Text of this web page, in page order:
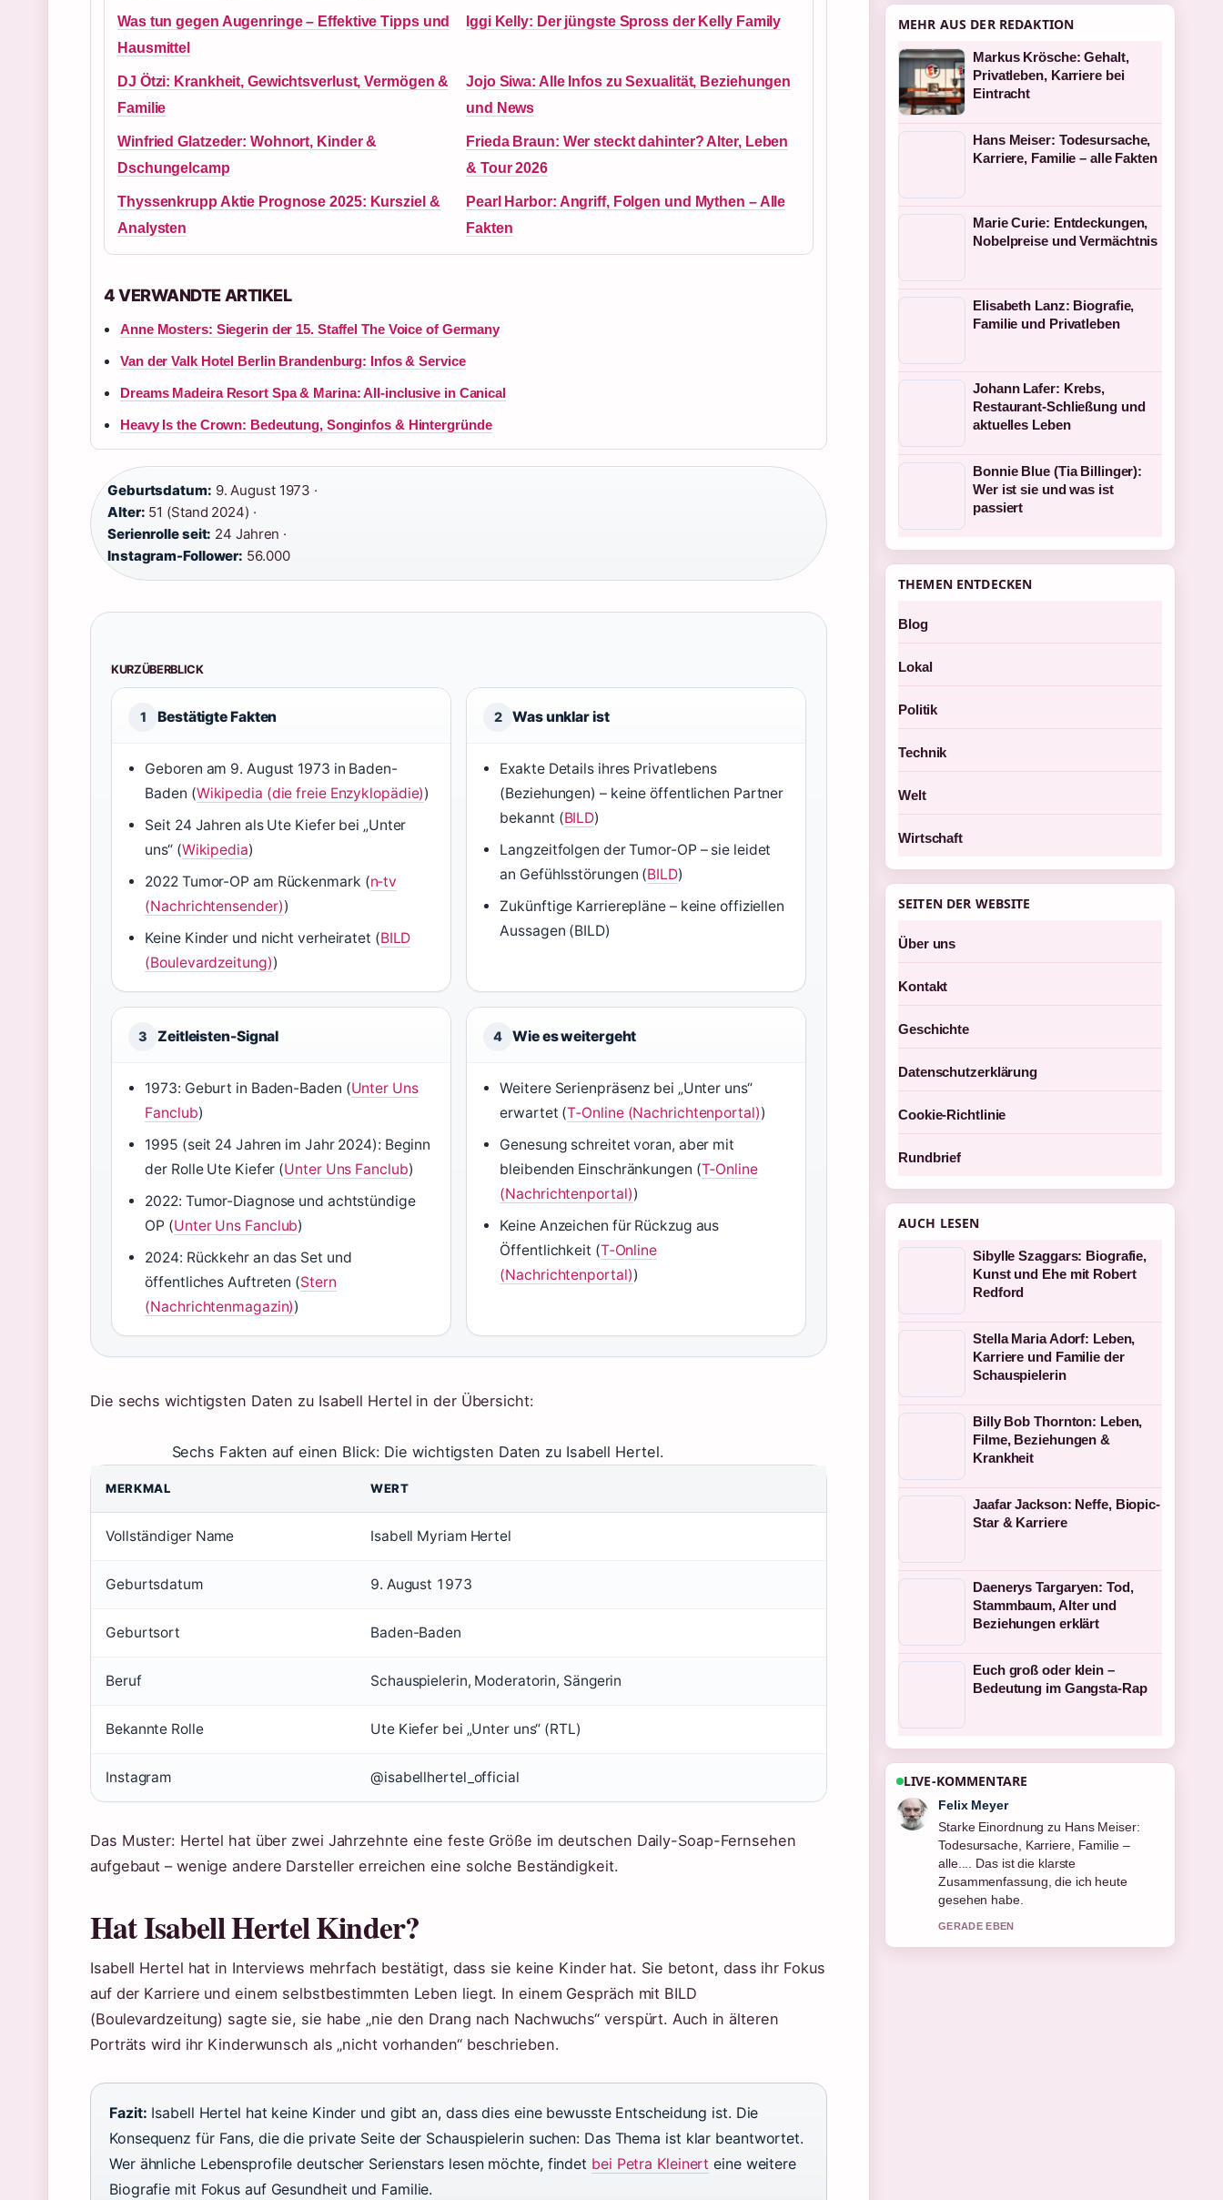
Was tun gegen Augenringe – Effektive Tipps und
Hausmittel
Iggi Kelly: Der jüngste Spross der Kelly Family
DJ Ötzi: Krankheit, Gewichtsverlust, Vermögen &
Familie
Jojo Siwa: Alle Infos zu Sexualität, Beziehungen
und News
Winfried Glatzeder: Wohnort, Kinder &
Dschungelcamp
Frieda Braun: Wer steckt dahinter? Alter, Leben
& Tour 2026
Thyssenkrupp Aktie Prognose 2025: Kursziel &
Analysten
Pearl Harbor: Angriff, Folgen und Mythen – Alle
Fakten
4 VERWANDTE ARTIKEL
Anne Mosters: Siegerin der 15. Staffel The Voice of Germany
Van der Valk Hotel Berlin Brandenburg: Infos & Service
Dreams Madeira Resort Spa & Marina: All-inclusive in Canical
Heavy Is the Crown: Bedeutung, Songinfos & Hintergründe
Geburtsdatum: 9. August 1973 ·
Alter: 51 (Stand 2024) ·
Serienrolle seit: 24 Jahren ·
Instagram-Follower: 56.000
KURZÜBERBLICK
1 Bestätigte Fakten
Geboren am 9. August 1973 in Baden-
Baden (Wikipedia (die freie Enzyklopädie))
Seit 24 Jahren als Ute Kiefer bei „Unter
uns“ (Wikipedia)
2022 Tumor-OP am Rückenmark (n‑tv
(Nachrichtensender))
Keine Kinder und nicht verheiratet (BILD
(Boulevardzeitung))
2 Was unklar ist
Exakte Details ihres Privatlebens
(Beziehungen) – keine öffentlichen Partner
bekannt (BILD)
Langzeitfolgen der Tumor-OP – sie leidet
an Gefühlsstörungen (BILD)
Zukünftige Karrierepläne – keine offiziellen
Aussagen (BILD)
3 Zeitleisten-Signal
1973: Geburt in Baden-Baden (Unter Uns
Fanclub)
1995 (seit 24 Jahren im Jahr 2024): Beginn
der Rolle Ute Kiefer (Unter Uns Fanclub)
2022: Tumor-Diagnose und achtstündige
OP (Unter Uns Fanclub)
2024: Rückkehr an das Set und
öffentliches Auftreten (Stern
(Nachrichtenmagazin))
4 Wie es weitergeht
Weitere Serienpräsenz bei „Unter uns“
erwartet (T‑Online (Nachrichtenportal))
Genesung schreitet voran, aber mit
bleibenden Einschränkungen (T‑Online
(Nachrichtenportal))
Keine Anzeichen für Rückzug aus
Öffentlichkeit (T‑Online
(Nachrichtenportal))
Die sechs wichtigsten Daten zu Isabell Hertel in der Übersicht:
Sechs Fakten auf einen Blick: Die wichtigsten Daten zu Isabell Hertel.
MERKMAL WERT
Vollständiger Name Isabell Myriam Hertel
Geburtsdatum 9. August 1973
Geburtsort Baden-Baden
Beruf Schauspielerin, Moderatorin, Sängerin
Bekannte Rolle Ute Kiefer bei „Unter uns“ (RTL)
Instagram @isabellhertel_official
Das Muster: Hertel hat über zwei Jahrzehnte eine feste Größe im deutschen Daily-Soap-Fernsehen
aufgebaut – wenige andere Darsteller erreichen eine solche Beständigkeit.
Hat Isabell Hertel Kinder?
Isabell Hertel hat in Interviews mehrfach bestätigt, dass sie keine Kinder hat. Sie betont, dass ihr Fokus
auf der Karriere und einem selbstbestimmten Leben liegt. In einem Gespräch mit BILD
(Boulevardzeitung) sagte sie, sie habe „nie den Drang nach Nachwuchs“ verspürt. Auch in älteren
Porträts wird ihr Kinderwunsch als „nicht vorhanden“ beschrieben.
Fazit: Isabell Hertel hat keine Kinder und gibt an, dass dies eine bewusste Entscheidung ist. Die
Konsequenz für Fans, die die private Seite der Schauspielerin suchen: Das Thema ist klar beantwortet.
Wer ähnliche Lebensprofile deutscher Serienstars lesen möchte, findet bei Petra Kleinert eine weitere
Biografie mit Fokus auf Gesundheit und Familie.
MEHR AUS DER REDAKTION
Markus Krösche: Gehalt,
Privatleben, Karriere bei
Eintracht
Hans Meiser: Todesursache,
Karriere, Familie – alle Fakten
Marie Curie: Entdeckungen,
Nobelpreise und Vermächtnis
Elisabeth Lanz: Biografie,
Familie und Privatleben
Johann Lafer: Krebs,
Restaurant-Schließung und
aktuelles Leben
Bonnie Blue (Tia Billinger):
Wer ist sie und was ist
passiert
THEMEN ENTDECKEN
Blog
Lokal
Politik
Technik
Welt
Wirtschaft
SEITEN DER WEBSITE
Über uns
Kontakt
Geschichte
Datenschutzerklärung
Cookie-Richtlinie
Rundbrief
AUCH LESEN
Sibylle Szaggars: Biografie,
Kunst und Ehe mit Robert
Redford
Stella Maria Adorf: Leben,
Karriere und Familie der
Schauspielerin
Billy Bob Thornton: Leben,
Filme, Beziehungen &
Krankheit
Jaafar Jackson: Neffe, Biopic-
Star & Karriere
Daenerys Targaryen: Tod,
Stammbaum, Alter und
Beziehungen erklärt
Euch groß oder klein –
Bedeutung im Gangsta-Rap
LIVE-KOMMENTARE
Laura Becker
Verfolge Marie Curie: Entdeckungen,
Nobelpreise und Vermächtnis genau –
schaetze den ausgewogenen Ton hier.
3 MIN ZUVOR